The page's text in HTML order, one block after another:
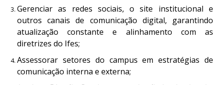
Gerenciar as redes sociais, o site institucional e
outros canais de comunicação digital, garantindo
atualização constante e alinhamento com as
diretrizes do Ifes;
Assessorar setores do campus em estratégias de
comunicação interna e externa;